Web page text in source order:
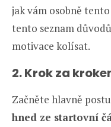
jak vám osobně
tento seznam
motivace kolísat.
2. Krok za
Začněte hlavně
hned ze startovní